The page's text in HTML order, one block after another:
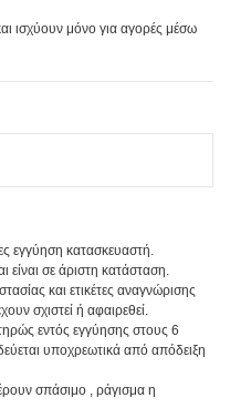
ισχύουν μόνο για αγορές μέσω
εγγύηση κατασκευαστή.
είναι σε άριστη κατάσταση.
και ετικέτες αναγνώρισης
σχιστεί ή αφαιρεθεί.
εντός εγγύησης στους 6
υποχρεωτικά από απόδειξη
σπάσιμο , ράγισμα η